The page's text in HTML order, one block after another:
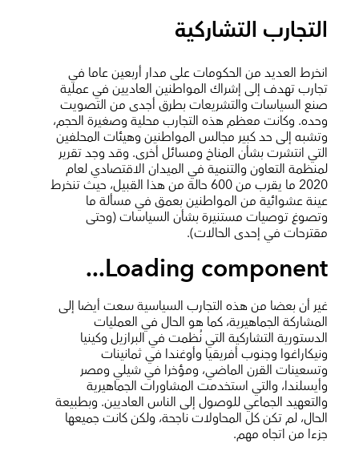
التجارب التشاركية
انخرط العديد من الحكومات على مدار أربعين عاما في
تجارب تهدف إلى إشراك المواطنين العاديين في عملية
صنع السياسات والتشريعات بطرق أجدى من التصويت
وحده. وكانت معظم هذه التجارب محلية وصغيرة الحجم،
وتشبه إلى حد كبير مجالس المواطنين وهيئات المحلفين
التي انتشرت بشأن المناخ ومسائل أخرى. وقد وجد تقرير
لمنظمة التعاون والتنمية في الميدان الاقتصادي لعام
2020 ما يقرب من 600 حالة من هذا القبيل، حيث تنخرط
عينة عشوائية من المواطنين بعمق في مسألة ما
وتصوغ توصيات مستنيرة بشأن السياسات (وحتى
مقترحات في إحدى الحالات).
Loading component...
غير أن بعضا من هذه التجارب السياسية سعت أيضا إلى
المشاركة الجماهيرية، كما هو الحال في العمليات
الدستورية التشاركية التي نُظمت في البرازيل وكينيا
ونيكاراغوا وجنوب أفريقيا وأوغندا في ثمانينات
وتسعينات القرن الماضي، ومؤخرا في شيلي ومصر
وأيسلندا، والتي استخدمت المشاورات الجماهيرية
والتعهيد الجماعي للوصول إلى الناس العاديين. وبطبيعة
الحال، لم تكن كل المحاولات ناجحة، ولكن كانت جميعها
جزءا من اتجاه مهم.